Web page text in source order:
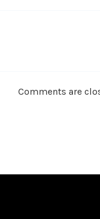
Comments are